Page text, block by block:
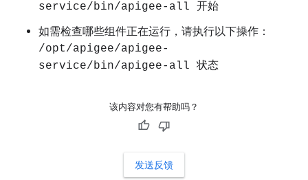
service/bin/apigee-all 开始
如需检查哪些组件正在运行，请执行以下操作：
/opt/apigee/apigee-
service/bin/apigee-all 状态
该内容对您有帮助吗？
发送反馈